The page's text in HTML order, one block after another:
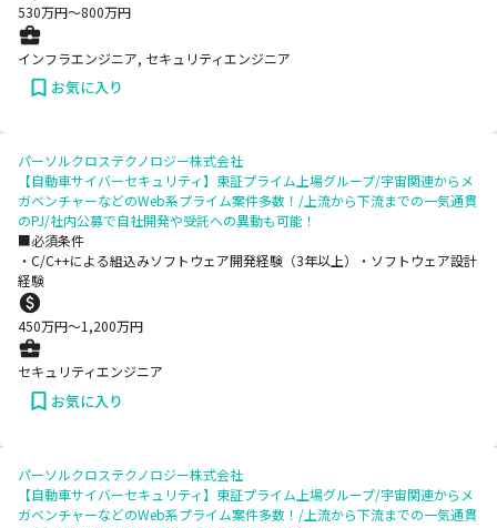
530万円〜800万円
インフラエンジニア, セキュリティエンジニア
お気に入り
パーソルクロステクノロジー株式会社
【自動車サイバーセキュリティ】東証プライム上場グループ/宇宙関連からメ
ガベンチャーなどのWeb系プライム案件多数！/上流から下流までの一気通貫
のPJ/社内公募で自社開発や受託への異動も可能！
■必須条件
・C/C++による組込みソフトウェア開発経験（3年以上）​ ・ソフトウェア設計
経験
450万円〜1,200万円
セキュリティエンジニア
お気に入り
パーソルクロステクノロジー株式会社
【自動車サイバーセキュリティ】東証プライム上場グループ/宇宙関連からメ
ガベンチャーなどのWeb系プライム案件多数！/上流から下流までの一気通貫